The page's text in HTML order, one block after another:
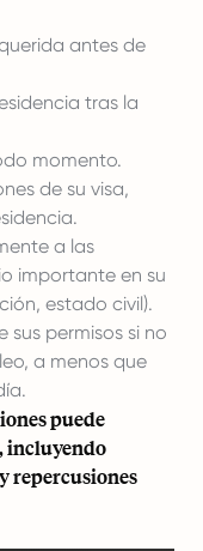
antes de
tras la
momento.
de su visa,
a las
importante en su
estado civil).
sus permisos si no
a menos que
puede
incluyendo
repercusiones